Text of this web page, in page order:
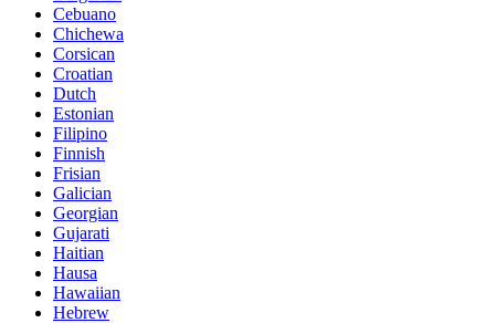
Cebuano
Chichewa
Corsican
Croatian
Dutch
Estonian
Filipino
Finnish
Frisian
Galician
Georgian
Gujarati
Haitian
Hausa
Hawaiian
Hebrew